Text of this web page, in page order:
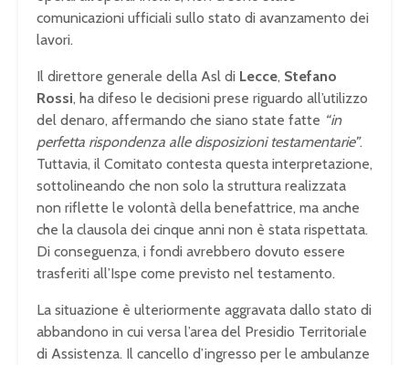
comunicazioni ufficiali sullo stato di avanzamento dei
lavori.
Il direttore generale della Asl di Lecce, Stefano
Rossi, ha difeso le decisioni prese riguardo all’utilizzo
del denaro, affermando che siano state fatte “in
perfetta rispondenza alle disposizioni testamentarie”.
Tuttavia, il Comitato contesta questa interpretazione,
sottolineando che non solo la struttura realizzata
non riflette le volontà della benefattrice, ma anche
che la clausola dei cinque anni non è stata rispettata.
Di conseguenza, i fondi avrebbero dovuto essere
trasferiti all’Ispe come previsto nel testamento.
La situazione è ulteriormente aggravata dallo stato di
abbandono in cui versa l’area del Presidio Territoriale
di Assistenza. Il cancello d’ingresso per le ambulanze